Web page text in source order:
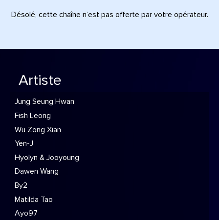
Désolé, cette chaîne n’est pas offerte par votre opérateur.
Artiste
Jung Seung Hwan
Fish Leong
Wu Zong Xian
Yen-J
Hyolyn & Jooyoung
Dawen Wang
By2
Matilda Tao
Ayo97